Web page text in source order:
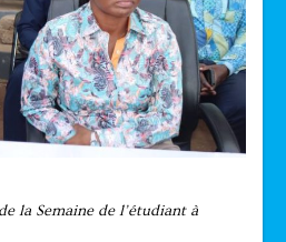
la Semaine de l’étudiant à